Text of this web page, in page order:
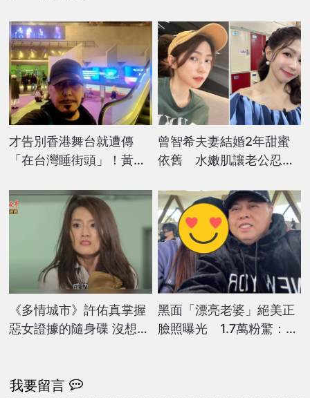
才告別香港舞台就遭傳
「在台灣睡街頭」！黃秋
況曝光
曾智希夫妻結婚2年甜蜜
依舊 水嫩肌讓老公忍不
《多情城市》許佑真掌握
惡女證據的隨身碟 沒想到
黑面「漂亮老婆」絕美正
臉照曝光 1.7萬粉驚：好
我要留言